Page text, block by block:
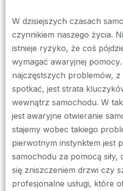
W dzisiejszych czasach
czynnikiem naszego życia.
istnieje ryzyko, że coś
wymagać awaryjnej
najczęstszych problemów,
spotkać, jest strata
wewnątrz samochodu. W
jest awaryjne otwieranie
stajemy wobec takiego
pierwotnym instynktem jest
samochodu za pomocą
się zniszczeniem drzwi czy
profesjonalne usługi, które